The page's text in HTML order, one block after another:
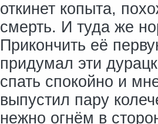
откинет копыта,
смерть. И туда же
Прикончить её
придумал эти
спать спокойно и
выпустил пару
нежно огнём в